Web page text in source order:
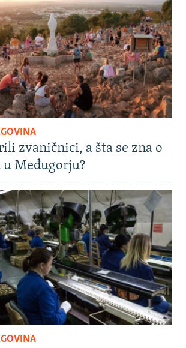
zvaničnici, a šta se zna o
Međugorju?